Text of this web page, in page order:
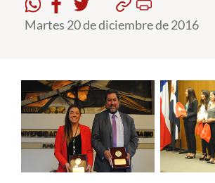
Funcionarios
Alumni
English
Martes 20 de diciembre de 2016